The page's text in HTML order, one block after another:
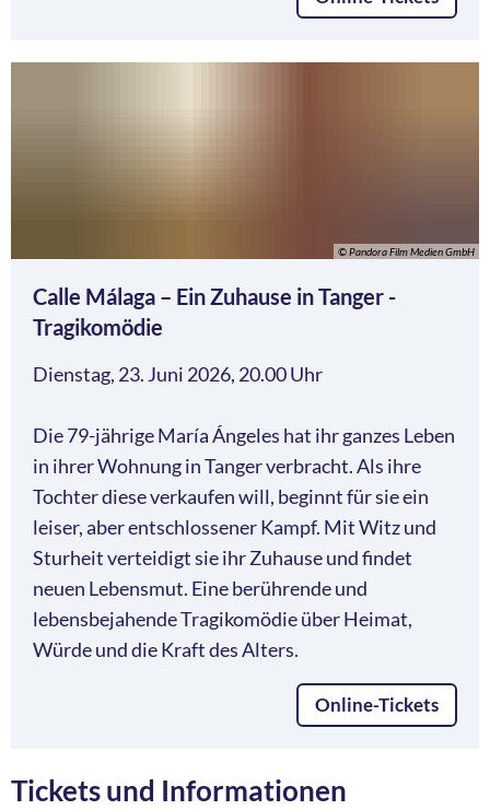
© Pandora Film Medien GmbH
Calle Málaga – Ein Zuhause in Tanger -
Tragikomödie
Dienstag, 23. Juni 2026, 20.00 Uhr
Die 79-jährige María Ángeles hat ihr ganzes Leben
in ihrer Wohnung in Tanger verbracht. Als ihre
Tochter diese verkaufen will, beginnt für sie ein
leiser, aber entschlossener Kampf. Mit Witz und
Sturheit verteidigt sie ihr Zuhause und findet
neuen Lebensmut. Eine berührende und
lebensbejahende Tragikomödie über Heimat,
Würde und die Kraft des Alters.
Online-Tickets
Tickets und Informationen